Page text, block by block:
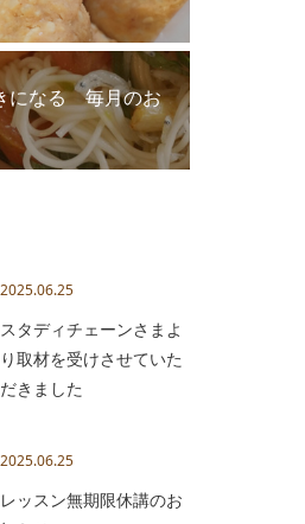
になる 毎月のお
2025.06.25
スタディチェーンさまよ
り取材を受けさせていた
だきました
2025.06.25
レッスン無期限休講のお